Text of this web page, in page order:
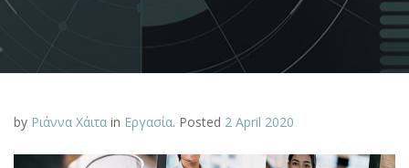
by Ριάννα Χάιτα in Εργασία. Posted 2 April 2020